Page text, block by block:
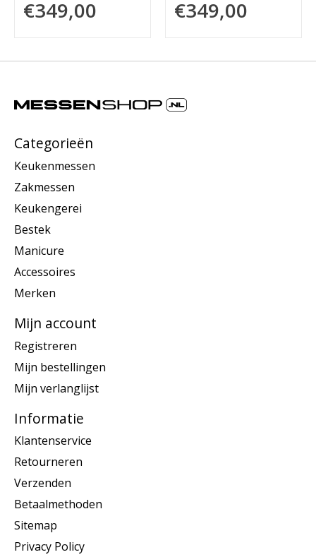
€349,00 €349,00
Categorieën
Keukenmessen
Zakmessen
Keukengerei
Bestek
Manicure
Accessoires
Merken
Mijn account
Registreren
Mijn bestellingen
Mijn verlanglijst
Informatie
Klantenservice
Retourneren
Verzenden
Betaalmethoden
Sitemap
Privacy Policy